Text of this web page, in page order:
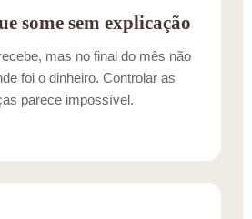
some sem explicação
mas no final do mês não
foi o dinheiro. Controlar as
parece impossível.